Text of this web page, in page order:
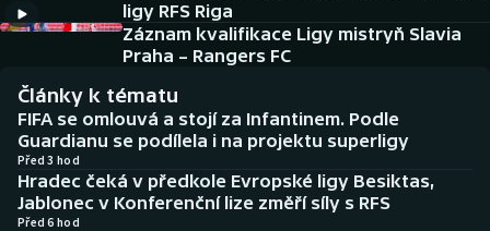
Baseball a softbal
Biatlon
Boby a skeleton
Soutěže
Aplikace ČT sport
AZ kvíz
ligy RFS Riga
Záznam kvalifikace Ligy mistryň Slavia
Praha – Rangers FC
Články k tématu
FIFA se omlouvá a stojí za Infantinem. Podle
Guardianu se podílela i na projektu superligy
Před 3 hod
Hradec čeká v předkole Evropské ligy Besiktas,
Jablonec v Konferenční lize změří síly s RFS
Před 6 hod